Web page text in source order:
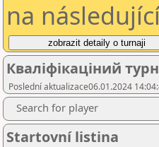
na
Кваліфікаціний
Poslední aktualizace06.01.2024
Search for player
Startovní listina